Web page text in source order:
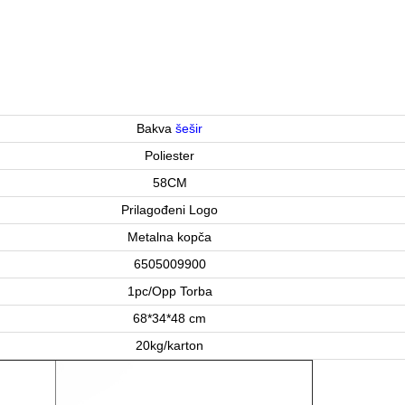
Bakva šešir
Poliester
58CM
Prilagođeni Logo
Metalna kopča
6505009900
1pc/Opp Torba
68*34*48 cm
20kg/karton